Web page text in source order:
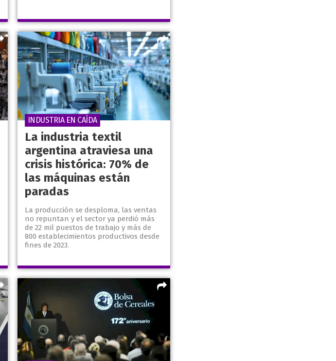
La industria textil
argentina atraviesa una
crisis histórica: 70% de
las máquinas están
paradas
La producción se desploma, las ventas
no repuntan y el sector ya perdió más
de 22 mil puestos de trabajo y más de
800 establecimientos productivos desde
fines de 2023.
INDUSTRIA EN CAÍDA